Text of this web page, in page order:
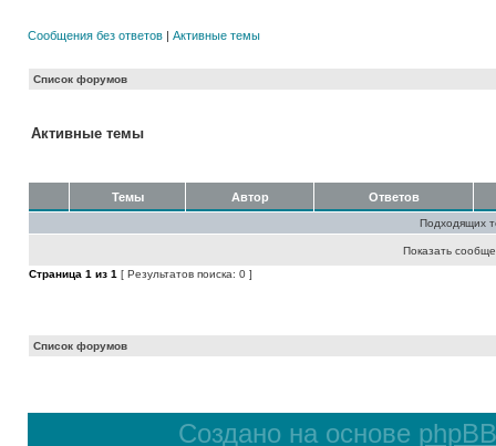
Сообщения без ответов | Активные темы
Список форумов
Активные темы
Темы Автор Ответов
Подходящих
Показать
Страница 1 из 1 [ Результатов поиска: 0 ]
Список форумов
Создано на основе phpBB